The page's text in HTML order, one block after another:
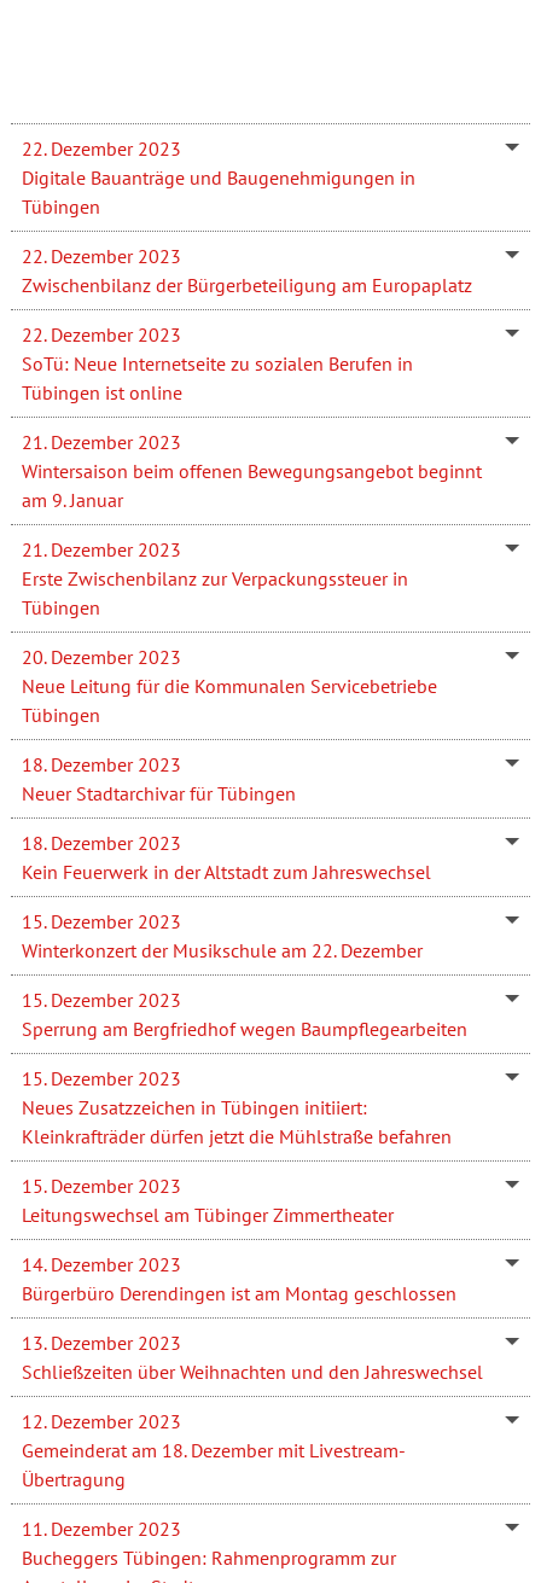
22. Dezember 2023
Digitale Bauanträge und Baugenehmigungen in
Tübingen
22. Dezember 2023
Zwischenbilanz der Bürgerbeteiligung am Europaplatz
22. Dezember 2023
SoTü: Neue Internetseite zu sozialen Berufen in
Tübingen ist online
21. Dezember 2023
Wintersaison beim offenen Bewegungsangebot beginnt
am 9. Januar
21. Dezember 2023
Erste Zwischenbilanz zur Verpackungssteuer in
Tübingen
20. Dezember 2023
Neue Leitung für die Kommunalen Servicebetriebe
Tübingen
18. Dezember 2023
Neuer Stadtarchivar für Tübingen
18. Dezember 2023
Kein Feuerwerk in der Altstadt zum Jahreswechsel
15. Dezember 2023
Winterkonzert der Musikschule am 22. Dezember
15. Dezember 2023
Sperrung am Bergfriedhof wegen Baumpflegearbeiten
15. Dezember 2023
Neues Zusatzzeichen in Tübingen initiiert:
Kleinkrafträder dürfen jetzt die Mühlstraße befahren
15. Dezember 2023
Leitungswechsel am Tübinger Zimmertheater
14. Dezember 2023
Bürgerbüro Derendingen ist am Montag geschlossen
13. Dezember 2023
Schließzeiten über Weihnachten und den Jahreswechsel
12. Dezember 2023
Gemeinderat am 18. Dezember mit Livestream-
Übertragung
11. Dezember 2023
Bucheggers Tübingen: Rahmenprogramm zur